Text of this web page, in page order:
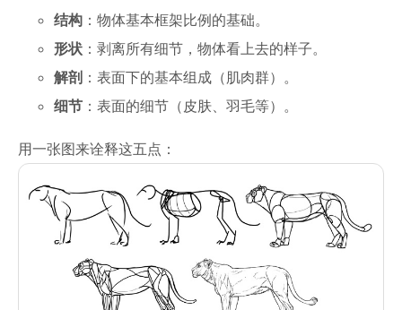
结构 ：物体基本框架比例的基础。
形状 ：剥离所有细节，物体看上去的样子。
解剖 ：表面下的基本组成（肌肉群）。
细节 ：表面的细节（皮肤、羽毛等）。
用一张图来诠释这五点：